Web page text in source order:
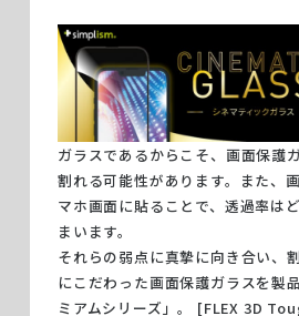
ガラスであるからこそ、画面保護
割れる可能性があります。また、
マホ画面に貼ることで、透過率は
まいます。
それらの弱点に真摯に向き合い、
にこだわった画面保護ガラスを製
ミアムシリーズ」。 [FLEX 3D